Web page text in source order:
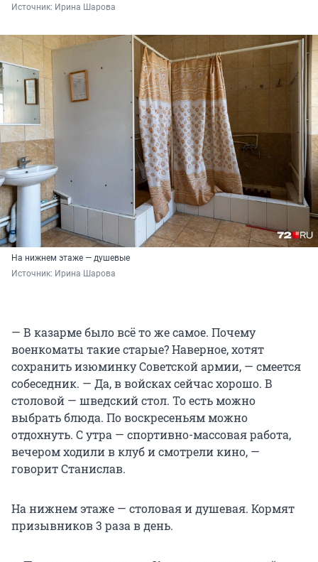
Источник: Ирина Шарова
На нижнем этаже — душевые
Источник: Ирина Шарова
— В казарме было всё то же самое. Почему
военкоматы такие старые? Наверное, хотят
сохранить изюминку Советской армии, — смеется
собеседник. — Да, в войсках сейчас хорошо. В
столовой — шведский стол. То есть можно
выбрать блюда. По воскресеньям можно
отдохнуть. С утра — спортивно-массовая работа,
вечером ходили в клуб и смотрели кино, —
говорит Станислав.
На нижнем этаже — столовая и душевая. Кормят
призывников 3 раза в день.